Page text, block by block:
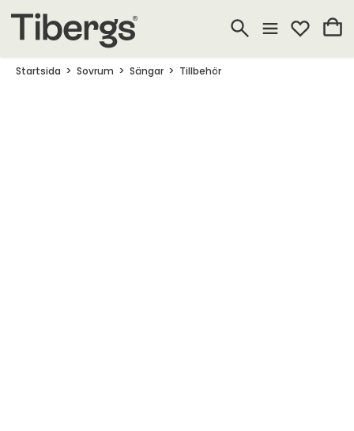
Startsida Sovrum Sängar Tillbehör